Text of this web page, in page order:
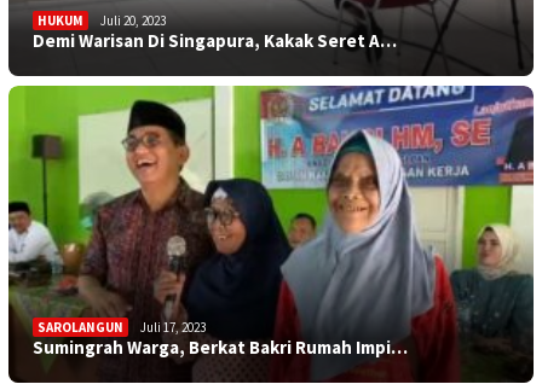
HUKUM Juli 20, 2023
Demi Warisan Di Singapura, Kakak Seret A…
SAROLANGUN Juli 17, 2023
Sumingrah Warga, Berkat Bakri Rumah Impi…